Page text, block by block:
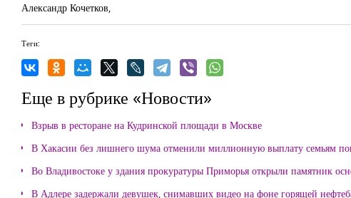
Александр Кочетков,
Теги:
Еще в рубрике «Новости»
Взрыв в ресторане на Кудринской площади в Москве
В Хакасии без лишнего шума отменили миллионную выплату семьям
Во Владивостоке у здания прокуратуры Приморья открыли памятник
В Адлере задержали девушек, снимавших видео на фоне горящей